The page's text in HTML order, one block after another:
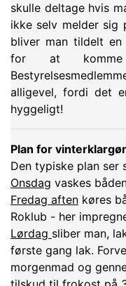
skulle deltage hvis
ikke selv melder sig
bliver man tildelt en
for at
alligevel, fordi det
hyggeligt!
Plan for
Den typiske plan ser
Onsdag vaskes
Fredag aften køres
Roklub - her
Lørdag sliber man,
første gang lak.
morgenmad og